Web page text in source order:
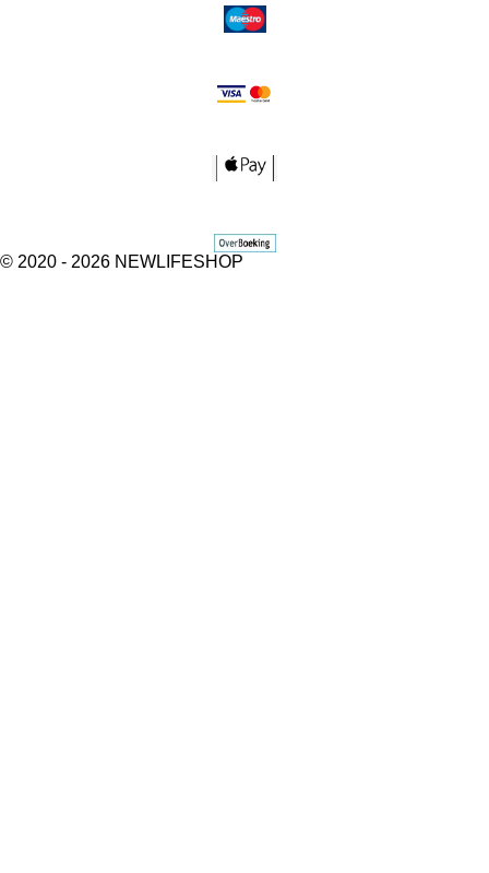
© 2020 - 2026 NEWLIFESHOP